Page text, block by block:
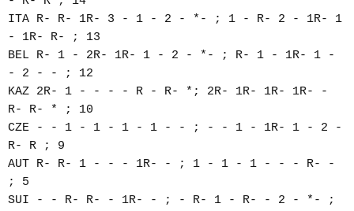
ITA R- R- 1R- 3 - 1 - 2 - *- ; 1 - R- 2 - 1R- 1
- 1R- R- ; 13
BEL R- 1 - 2R- 1R- 1 - 2 - *- ; R- 1 - 1R- 1 -
- 2 - - ; 12
KAZ 2R- 1 - - - - R - R- *; 2R- 1R- 1R- 1R- -
R- R- * ; 10
CZE - - 1 - 1 - 1 - 1 - - ; - - 1 - 1R- 1 - 2 -
R- R ; 9
AUT R- R- 1 - - - 1R- - ; 1 - 1 - 1 - - - R- -
; 5
SUI - - R- R- - 1R- - ; - R- 1 - R- - 2 - *- ;